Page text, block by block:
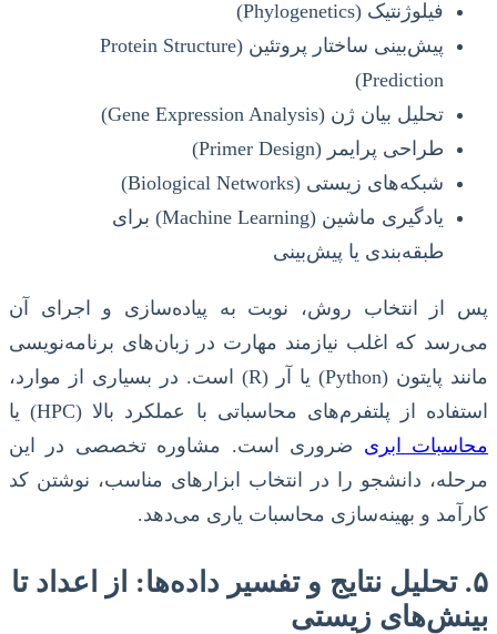
فیلوژنتیک (Phylogenetics)
پیش‌بینی ساختار پروتئین (Protein Structure
Prediction)
تحلیل بیان ژن (Gene Expression Analysis)
طراحی پرایمر (Primer Design)
شبکه‌های زیستی (Biological Networks)
یادگیری ماشین (Machine Learning) برای
طبقه‌بندی یا پیش‌بینی
پس از انتخاب روش، نوبت به پیاده‌سازی و اجرای آن
می‌رسد که اغلب نیازمند مهارت در زبان‌های برنامه‌نویسی
مانند پایتون (Python) یا آر (R) است. در بسیاری از موارد،
استفاده از پلتفرم‌های محاسباتی با عملکرد بالا (HPC) یا
محاسبات ابری ضروری است. مشاوره تخصصی در این
مرحله، دانشجو را در انتخاب ابزارهای مناسب، نوشتن کد
کارآمد و بهینه‌سازی محاسبات یاری می‌دهد.
۵. تحلیل نتایج و تفسیر داده‌ها: از اعداد تا
بینش‌های زیستی